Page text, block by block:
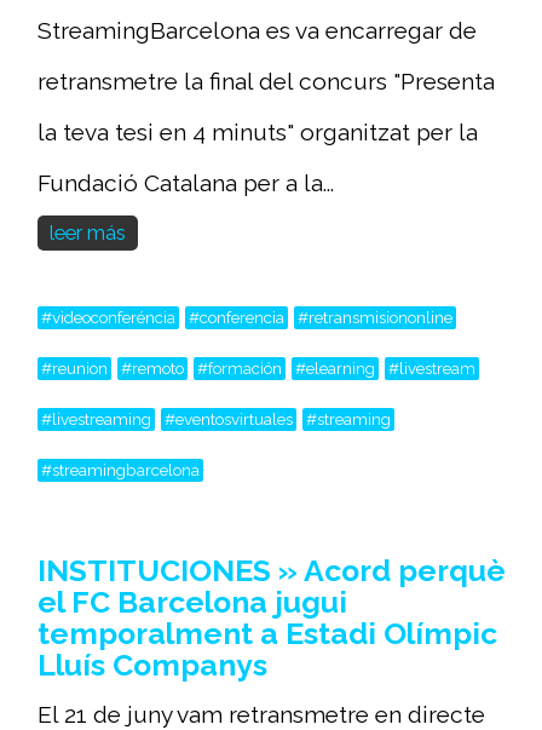
StreamingBarcelona es va encarregar de
retransmetre la final del concurs "Presenta
la teva tesi en 4 minuts" organitzat per la
Fundació Catalana per a la...
leer más
#videoconferéncia #conferencia #retransmisiononline
#reunion #remoto #formación #elearning #livestream
#livestreaming #eventosvirtuales #streaming
#streamingbarcelona
INSTITUCIONES » Acord perquè
el FC Barcelona jugui
temporalment a Estadi Olímpic
Lluís Companys
El 21 de juny vam retransmetre en directe